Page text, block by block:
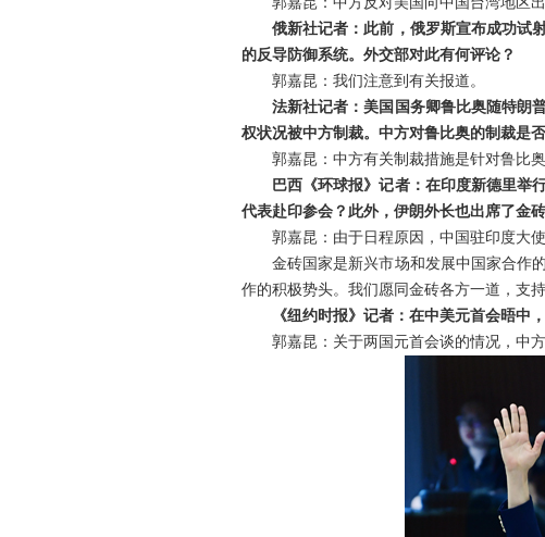
俄新社记者：此前，俄罗斯宣布成功试
的反导防御系统。外交部对此有何评论？
郭嘉昆：我们注意到有关报道。
法新社记者：美国国务卿鲁比奥随特朗
权状况被中方制裁。中方对鲁比奥的制裁是
郭嘉昆：中方有关制裁措施是针对鲁比
巴西《环球报》记者：在印度新德里举
代表赴印参会？此外，伊朗外长也出席了金
郭嘉昆：由于日程原因，中国驻印度大
金砖国家是新兴市场和发展中国家合作
作的积极势头。我们愿同金砖各方一道，支
《纽约时报》记者：在中美元首会晤中
郭嘉昆：关于两国元首会谈的情况，中